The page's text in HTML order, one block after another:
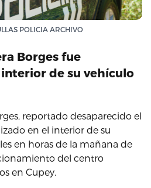
POLICIA ARCHIVO
Borges fue
de su vehículo
reportado desaparecido el
en el interior de su
en horas de la mañana de
del centro
en Cupey.